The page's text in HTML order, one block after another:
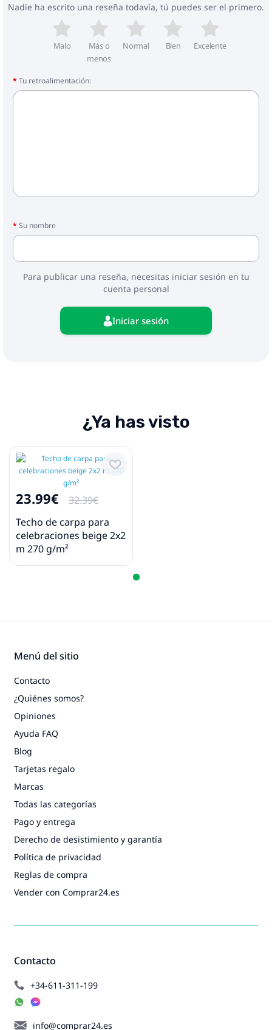
Nadie ha escrito una reseña todavía, tú puedes ser el primero.
Malo
Más o
menos
Normal Bien Excelente
Tu retroalimentación:
Su nombre
Para publicar una reseña, necesitas iniciar sesión en tu
cuenta personal
Iniciar sesión
¿Ya has visto
23.99€
32.39€
Techo de carpa para
celebraciones beige 2x2
m 270 g/m²
Contacto
+34-611-311-199
info@comprar24.es
Menú del sitio
Contacto
¿Quiénes somos?
Opiniones
Ayuda FAQ
Blog
Tarjetas regalo
Marcas
Todas las categorías
Pago y entrega
Derecho de desistimiento y garantía
Política de privacidad
Reglas de compra
Vender con Comprar24.es